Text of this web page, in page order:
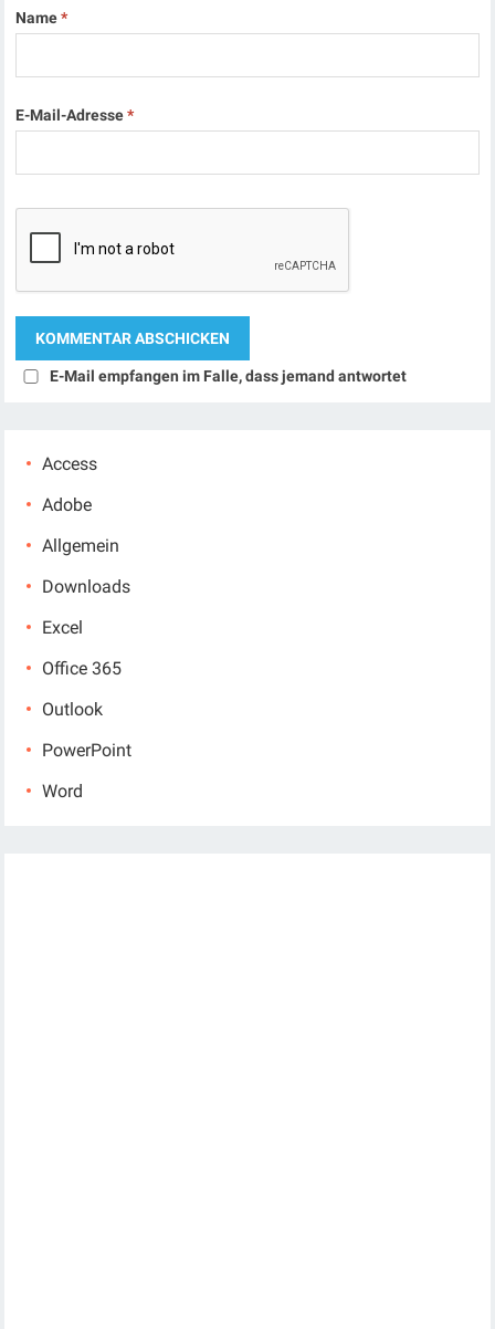
Name*
E-Mail-Adresse*
E-Mail empfangen im Falle, dass jemand antwortet
Access
Adobe
Allgemein
Downloads
Excel
Office 365
Outlook
PowerPoint
Word